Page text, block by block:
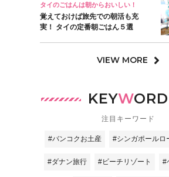
タイのごはんは朝からおいしい！
覚えておけば旅先での朝活も充
実！ タイの定番朝ごはん５選
VIEW MORE
KEYWORD
注目キーワード
#バンコクお土産 #シンガポールロ
#ダナン旅行 #ビーチリゾート #